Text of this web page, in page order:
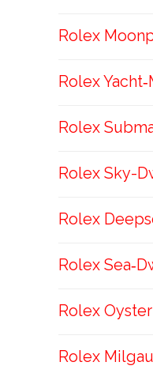
Rolex
Rolex
Rolex
Rolex Sky-
Rolex
Rolex
Rolex
Rolex